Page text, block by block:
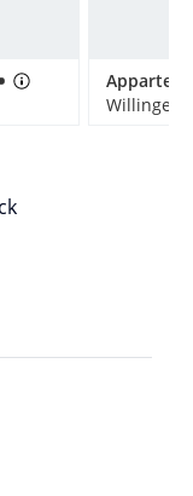
Willingen,